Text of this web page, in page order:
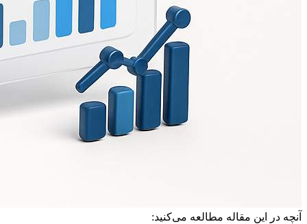
آنچه در این مقاله مطالعه می‌کنید: